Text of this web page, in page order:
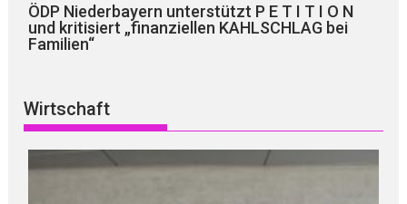
ÖDP Niederbayern unterstützt P E T I T I O N
und kritisiert „finanziellen KAHLSCHLAG bei
Familien“
Wirtschaft